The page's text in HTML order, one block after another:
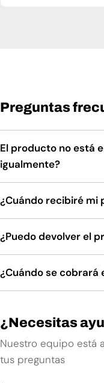
Preguntas
El producto no está
igualmente?
¿Cuándo recibiré mi
¿Puedo devolver el
¿Cuándo se cobrará
¿Necesitas
Nuestro equipo está
tus preguntas